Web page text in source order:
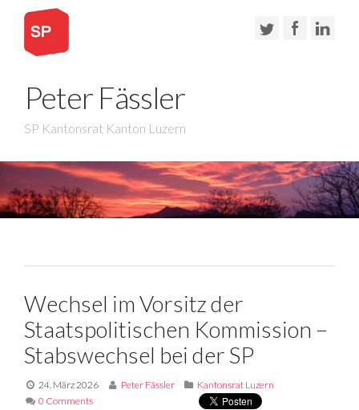
Peter Fässler
SP Kantonsrat Kanton Luzern
Wechsel im Vorsitz der
Staatspolitischen Kommission –
Stabswechsel bei der SP
24. März 2026 Peter Fässler
Kantonsrat Luzern
0 Comments